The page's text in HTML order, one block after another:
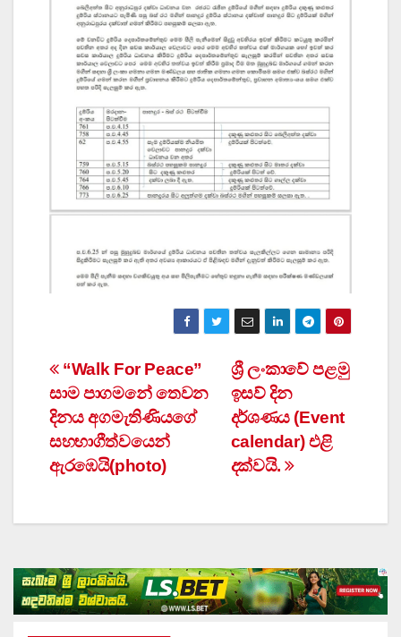
Post
navigation
ශ්‍රී ලංකාවේ පළමු
ඉසව් දින
දර්ශණය (Event
calendar) එළි
දක්වයි.
“Walk For Peace”
සාම පාගමනේ තෙවන
දිනය අගමැතිණියගේ
සහභාගීත්වයෙන්
ඇරඹෙයි(photo)